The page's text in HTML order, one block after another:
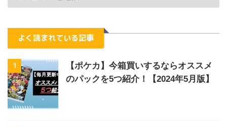
よく読まれている記事
1
【ポケカ】今箱買いするならオススメ
のパックを5つ紹介！【2024年5月版】